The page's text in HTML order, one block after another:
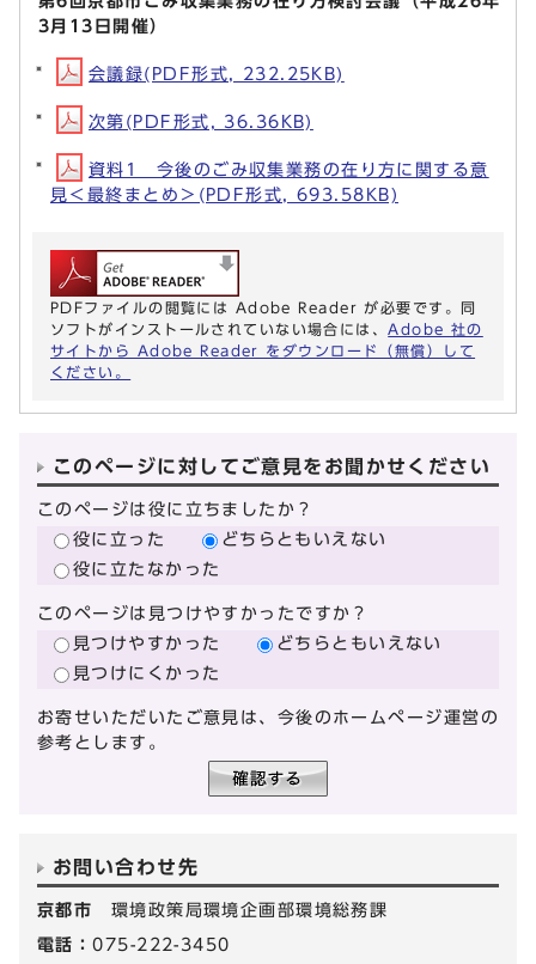
3月13日開催）
会議録(PDF形式, 232.25KB)
次第(PDF形式, 36.36KB)
資料1 今後のごみ収集業務の在り方に関する意
見＜最終まとめ＞(PDF形式, 693.58KB)
PDFファイルの閲覧には Adobe Reader が必要です。同
ソフトがインストールされていない場合には、 Adobe 社の
サイトから Adobe Reader をダウンロード（無償）して
ください。
このページに対してご意見をお聞かせください
このページは役に立ちましたか？
役に立った
どちらともいえない
役に立たなかった
このページは見つけやすかったですか？
見つけやすかった
どちらともいえない
見つけにくかった
お寄せいただいたご意見は、今後のホームページ運営の
参考とします。
お問い合わせ先
京都市 環境政策局環境企画部環境総務課
電話：075-222-3450